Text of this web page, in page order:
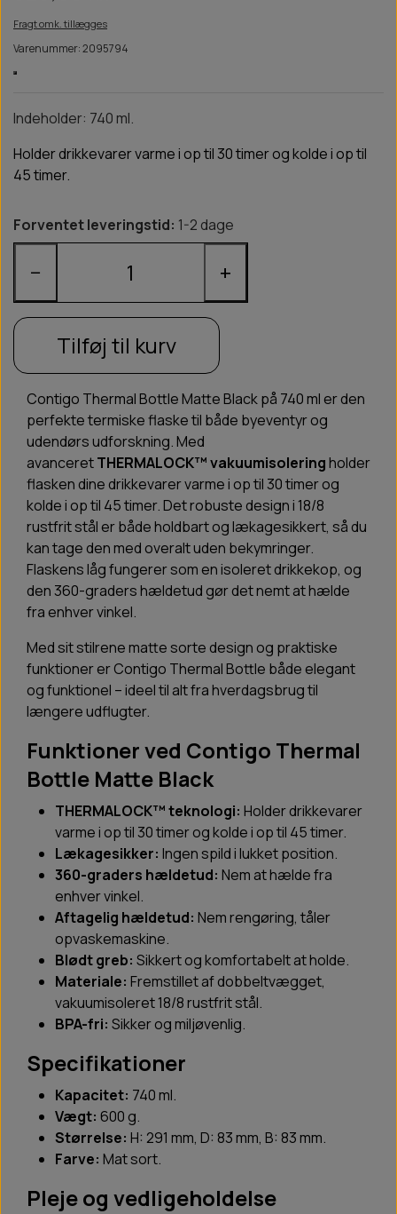
Fragt omk. tillægges
Varenummer: 2095794
Indeholder: 740 ml.
Holder drikkevarer varme i op til 30 timer og kolde i op til
45 timer.
Forventet leveringstid: 1-2 dage
− +
Tilføj til kurv
Contigo Thermal Bottle Matte Black på 740 ml er den
perfekte termiske flaske til både byeventyr og
udendørs udforskning. Med
avanceretTHERMALOCK™ vakuumisoleringholder
flasken dine drikkevarer varme i op til 30 timer og
kolde i op til 45 timer. Det robuste design i 18/8
rustfrit stål er både holdbart og lækagesikkert, så du
kan tage den med overalt uden bekymringer.
Flaskens låg fungerer som en isoleret drikkekop, og
den 360-graders hældetud gør det nemt at hælde
fra enhver vinkel.
Med sit stilrene matte sorte design og praktiske
funktioner er Contigo Thermal Bottle både elegant
og funktionel – ideel til alt fra hverdagsbrug til
længere udflugter.
Funktioner ved Contigo Thermal
Bottle Matte Black
THERMALOCK™ teknologi: Holder drikkevarer
varme i op til 30 timer og kolde i op til 45 timer.
Lækagesikker: Ingen spild i lukket position.
360-graders hældetud: Nem at hælde fra
enhver vinkel.
Aftagelig hældetud: Nem rengøring, tåler
opvaskemaskine.
Blødt greb: Sikkert og komfortabelt at holde.
Materiale: Fremstillet af dobbeltvægget,
vakuumisoleret 18/8 rustfrit stål.
BPA-fri: Sikker og miljøvenlig.
Specifikationer
Kapacitet: 740 ml.
Vægt: 600 g.
Størrelse: H: 291 mm, D: 83 mm, B: 83 mm.
Farve: Mat sort.
Pleje og vedligeholdelse